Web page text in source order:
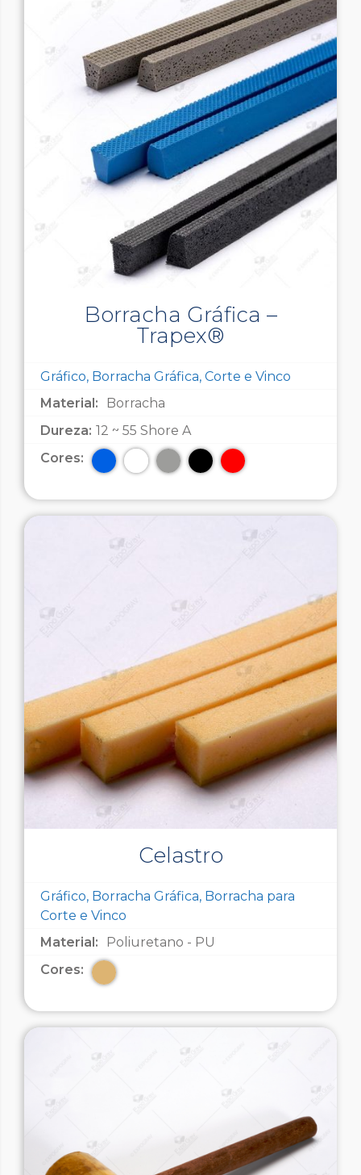
Borracha Gráfica –
Trapex®
Gráfico, Borracha Gráfica, Corte e Vinco
Material:
Borracha
Dureza: 12 ~ 55 Shore A
Cores:
Celastro
Gráfico, Borracha Gráfica, Borracha para
Corte e Vinco
Material:
Poliuretano - PU
Cores: